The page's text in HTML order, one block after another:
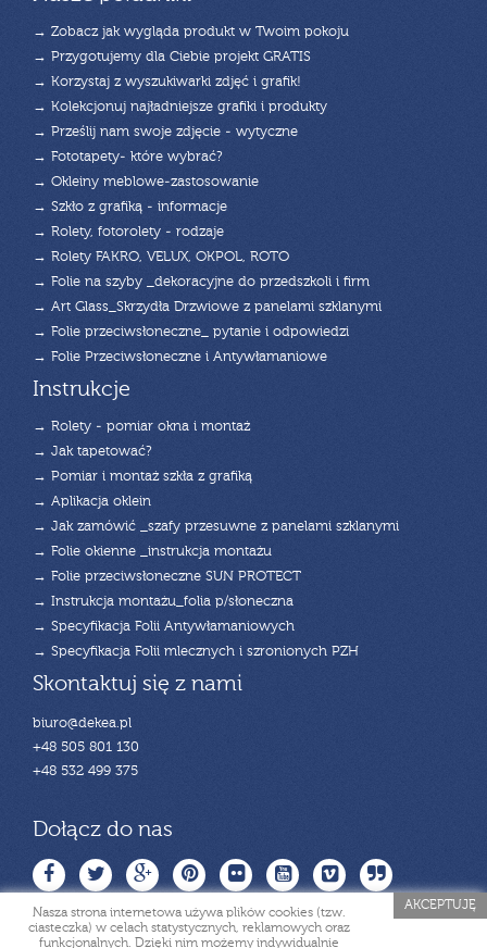
→ Zobacz jak wygląda produkt w Twoim pokoju
→ Przygotujemy dla Ciebie projekt GRATIS
→ Korzystaj z wyszukiwarki zdjęć i grafik!
→ Kolekcjonuj najładniejsze grafiki i produkty
→ Prześlij nam swoje zdjęcie - wytyczne
→ Fototapety- które wybrać?
→ Okleiny meblowe-zastosowanie
→ Szkło z grafiką - informacje
→ Rolety, fotorolety - rodzaje
→ Rolety FAKRO, VELUX, OKPOL, ROTO
→ Folie na szyby _dekoracyjne do przedszkoli i firm
→ Art Glass_Skrzydła Drzwiowe z panelami szklanymi
→ Folie przeciwsłoneczne_ pytanie i odpowiedzi
→ Folie Przeciwsłoneczne i Antywłamaniowe
Instrukcje
→ Rolety - pomiar okna i montaż
→ Jak tapetować?
→ Pomiar i montaż szkła z grafiką
→ Aplikacja oklein
→ Jak zamówić _szafy przesuwne z panelami szklanymi
→ Folie okienne _instrukcja montażu
→ Folie przeciwsłoneczne SUN PROTECT
→ Instrukcja montażu_folia p/słoneczna
→ Specyfikacja Folii Antywłamaniowych
→ Specyfikacja Folii mlecznych i szronionych PZH
Skontaktuj się z nami
biuro@dekea.pl
+48 505 801 130
+48 532 499 375
Dołącz do nas
Nasza strona internetowa używa plików cookies (tzw.
ciasteczka) w celach statystycznych, reklamowych oraz
funkcjonalnych. Dzięki nim możemy indywidualnie
AKCEPTUJĘ